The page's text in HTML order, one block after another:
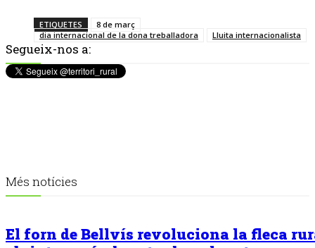
ETIQUETES
8 de març
dia internacional de la dona treballadora
Lluita internacionalista
Segueix-nos a:
Més notícies
El forn de Bellvís revoluciona la fleca